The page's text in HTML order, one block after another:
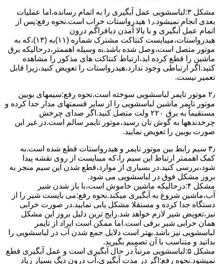
مشکل ۳:لباسشویی ﻋﻤﻞ آﺑﮕﯿﺮی را ﺑﻪ اﺗﻤﺎم رﺳﺎﻧﺪه،اﻣﺎ ﻋﻤﻠﯿﺎت
ﺑﻌﺪی اﻧﺠﺎم نمیشود.۱٫ ﻫﯿﺪرواﺳﺘﺎت ﺧﺮاب اﺳﺖ.نحوه رﻓﻊ:ﭘﺲ از
اﺗﻤﺎم عمل آﺑﮕﯿﺮی و ﺑﺎ ﺑﺎﻻ آﻣﺪن دﯾﺎﻓﺮاﮔﻢ درون
ﻫﯿﺪرواﺳﺘﺎت،میبایست ﮐﻨﺘﺎﮐﺖ ﻣﺸﺘﺮک شماره (۱۱)به (۱۳)،ﮐﻪ ﺑﻪ
ﻣﻮﺗﻮر ﻣﺘﺼﻞ اﺳﺖ،وﺻﻞ ﺷﺪه ﺑﺎﺷﺪ.ﺑه وسیله اهممتر،درحالیکه ﺑﺮق
ﻣﺎﺷﯿﻦ را ﻗﻄﻊ کرده اید،ارﺗﺒﺎط ﮐﻨﺘﺎﮐﺖ ﻫﺎی ﻣﺬﮐﻮر را ﻣﺸﺎﻫﺪه
کنید.اﮔﺮ ارﺗﺒﺎطی وجود ندارد،ﻫﯿﺪرواﺳﺘﺎت را ﺗﻌﻮﯾﺾ ﮐﻨﯿﺪ،زﯾﺮا قابل
ﺗﻌﻤﯿﺮ نیست.
۲٫ ﻣﻮﺗﻮر ﺗﺎﯾﻤﺮ لباسشویی ﺳﻮﺧﺘﻪ اﺳﺖ.نحوه رﻓﻊ:سیمهای ﺑﻮﺑﯿﻦ
ﻣﻮﺗﻮر ﺗﺎﯾﻤﺮ ماشین لباسشویی را از ﺳﺎﯾﺮ قسمتهای ﻣﺪار ﺟﺪا کرده و
مستقیماً ﺑﻪ برق ۲۲۰ وﻟﺖ ﻣﺘﺼﻞ کنید.اﮔﺮ ﺻﺪای ﭼﺮﺧﺶ
چرخدندهها به گوش تان رﺳﯿﺪ،ﻣﻮﺗﻮر ﺗﺎﯾﻤﺮ ﺳﺎﻟﻢ اﺳﺖ.در ﻏﯿﺮ اﯾﻦ
ﺻﻮرت ﺑﻮﺑﯿﻦ را ﺗﻌﻮﯾﺾ ﻧﻤﺎﯾﯿﺪ.
۳٫ ﺳﯿﻢ راﺑﻂ ﺑﯿﻦ ﻣﻮﺗﻮر ﺗﺎﯾﻤﺮ و ﻫﯿﺪرواﺳﺘﺎت ﻗﻄﻊ ﺷﺪه اﺳﺖ.به
کمک اهممتر ارﺗﺒﺎط اﯾﻦ ﺳﯿﻢ را،ﮐﻪ میبایست از روی ﻧﻘﺸﻪ ﭘﯿﺪا
ﺷﻮد،بررسی ﮐﻨﯿﺪ.در ﺑﺴﯿﺎری از موارد،ﻗﻄﻊ ﺷﺪن اﯾﻦ ﺳﯿﻢ ﻣﻨﺠﺮ ﺑﻪ
ﺑﺮوز مشکل ﻓﻮق در لباسشویی می شود.
مشکل ۴:درحالیکه ﻣﺎﺷﯿﻦ ﺧﺎﻣﻮش اﺳﺖ،ﺑﺎ ﺑﺎز ﺷﺪن ﺷﯿﺮ
آب،ﻣﺎﺷﯿﻦ ﺷﺮوع ﺑﻪ آﺑﮕﯿﺮی میکند.نحوه رﻓﻊ:می بایست ﺷﯿﺮ را از
دستگاه جدا کرده و مستقلا مشکل یابی نمایید.در صورت خرابی
نیز،تعویض شیر لازم خواهد شد.رایج ترین دلیل بروز این مشکل
همان خرابی شیر برقی است.اما ممکن است ایراد از تایمر
لباسشویی نیز باشد.بهتر است دلایل جمع شدن آب در لباسشویی را
بدانید و متناسب با آن تصمیم بگیرید.
مشکل ۵:لباسشویی مرتباً در ﺣﺎل آﺑﮕﯿﺮی اﺳﺖ و ﻋﻤﻞ آﺑﮕﯿﺮی ﻗﻄﻊ
نمیشود.نحوه رﻓﻊ:اﮔﺮ در ﻣﺪت آﺑﮕﯿﺮی،آب درون دﯾﮓ ﺑﺴﯿﺎر زﯾﺎد